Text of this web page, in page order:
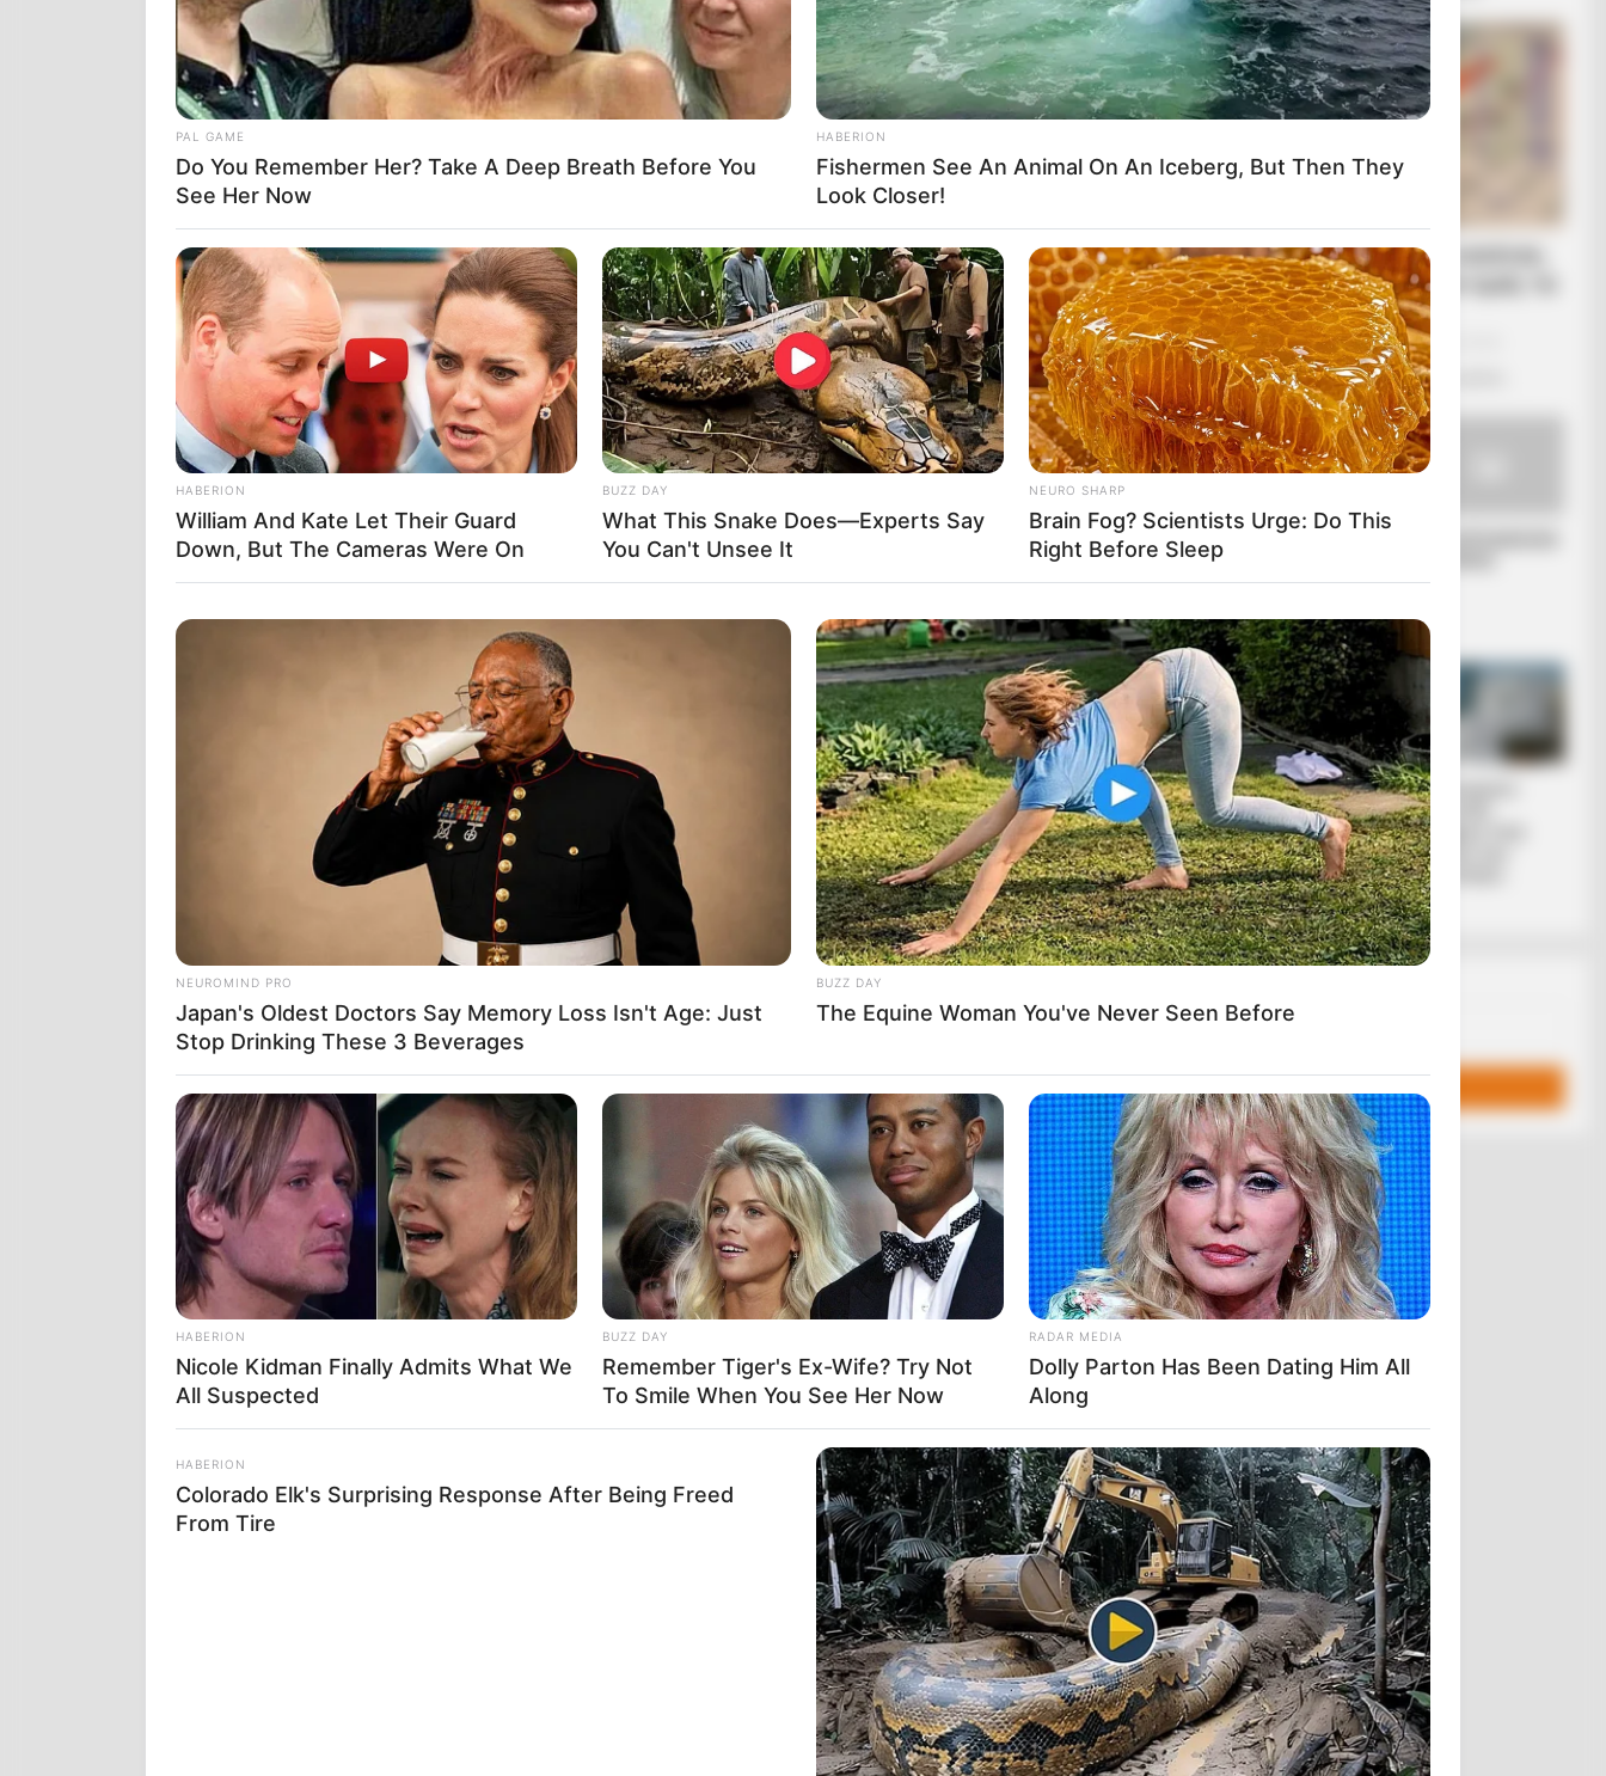
ΔΕΝ ΕΙΝΑΙ ΓΙΑ ΟΛΟΥΣ, ΟΜΩΣ ΕΙΝΑΙ ΓΙΑ ΑΥΤΟΥΣ ΠΟΥ ΠΡΕΠΕΙ……. ΚΑΙ ΟΠΟΙΟΣ ΚΑΤΑΛΑΒΕΙ,
ΚΑΤΑΛΑΒΕ ΑΔΕΛΦΙΑ ΜΟΥ……. ΠΑΜΕ ΛΟΙΠΟΝ……ΜΕΘΟΔΟΙ ΤΕΧΝΙΚΕΣ ΚΑΙ ΣΤΟΧΟΙ
ΠΑΡΑΠΛΑΝΗΣΗΣ……
ΣΤΟΧΟΙ ΠΑΡΑΠΛΑΝΗΣΗΣ
ΥΠΑΡΧΟΥΝ 3 ΣΤΟΧΟΙ ΣΕ ΚΑΘΕ ΠΑΡΑΠΛΑΝΗΣΗ
ΆΜΕΣΟΣ ΣΤΟΧΟΣ: ΠΡΟΕΤΟΙΜΑΣΙΑ ΥΙΟΘΕΤΗΣΗΣ ΜΙΑΣ ΠΕΠΟΙΘΗΣΗΣ ΑΠΟ ΤΟ ΣΤΟΧΟ.
ΕΝΔΙΑΜΕΣΟΣ ΣΤΟΧΟΣ
: Ο ΕΠΗΡΕΑΣΜΟΣ ΤΩΝ ΠΡΑΞΕΩΝ ΑΠΟ ΕΚΕΙΝΟΝ ΠΟΥ ΕΠΙΔΙΩΚΕΙ ΤΗΝ
ΠΑΡΑΠΛΑΝΗΣΗ.
ΑΠΩΤΑΤΟΣ ΣΤΟΧΟΣ
: Η ΩΦΕΛΕΙΑ ΕΚΕΙΝΟΥ ΠΟΥ ΕΠΙΔΙΩΚΕΙ ΤΗΝ ΠΑΡΑΠΛΑΝΗΣΗ, ΠΟΥ
ΑΝΤΛΕΙΤΑΙ ΑΠΟ ΤΙΣ ΠΡΑΞΕΙΣ ΤΟΥ ΣΤΟΧΟΥ.
ΚΑΤΑ ΤΗ ΔΙΑΔΙΚΑΣΙΑ ΛΗΨΕΩΣ ΑΠΟΦΑΣΗΣ ΑΠΟ ΤΟ ΣΤΟΧΟ, ΠΑΡΟΥΣΙΑΖΟΝΤΑΙ ΣΕ ΑΥΤΟΝ
ΕΝΑΛΛΑΚΤΙΚΕΣ ΕΠΙΛΟΓΕΣ ΣΕ ΕΝΑ ΑΔΙΕΞΟΔΟ.
ΑΝΑΛΟΓΑ ΜΕ ΤΟ ΣΚΟΠΟ ΕΚΕΙΝΟΥ ΠΟΥ ΕΠΙΔΙΩΚΕΙ ΤΗΝ ΠΑΡΑΠΛΑΝΗΣΗ, ΠΡΟΚΥΠΤΟΥΝ ΔΥΟ
ΔΙΑΦΟΡΕΤΙΚΟΙ ΤΥΠΟΙ:
: ΠΑΡΑΠΛΑΝΗΣΗ ΒΑΣΙΣΜΕΝΗ ΣΤΗΝ ΠΑΡΑΓΩΓΗ ΑΣΑΦΕΙΑΣ.
Δεν χρωστάμε σε κανέναν,
αυτοί χρωστούν σε εμάς τα
πάντα
Τρίτη, 6 Σεπτεμβρίου 2022, 12:14
Δεν χρωστάμε σε κανέναν, αυτοί...
στους ανθρώπους
Νταβός...
ΠΟΙΟΣ ΣΚΟΤΩΣΕ
ΤΟΝ ΚΑΠΟΔΙΣΤΡΙΑ;;
[Η δολοφονία του
Καποδίστρια –
Ποιοι ήταν οι
πραγματικοί...
Υγειονομικοί:
Επιστολή-
κόλαφος στην
επέτειο των
αναστολών..
PAL GAME
Do You Remember Her? Take A Deep Breath Before You
See Her Now
HABERION
Fishermen See An Animal On An Iceberg, But Then They
Look Closer!
HABERION
William And Kate Let Their Guard
Down, But The Cameras Were On
BUZZ DAY
What This Snake Does—Experts Say
You Can't Unsee It
NEURO SHARP
Brain Fog? Scientists Urge: Do This
Right Before Sleep
NEUROMIND PRO
Japan's Oldest Doctors Say Memory Loss Isn't Age: Just
Stop Drinking These 3 Beverages
BUZZ DAY
The Equine Woman You've Never Seen Before
HABERION
Nicole Kidman Finally Admits What We
All Suspected
BUZZ DAY
Remember Tiger's Ex-Wife? Try Not
To Smile When You See Her Now
RADAR MEDIA
Dolly Parton Has Been Dating Him All
Along
HABERION
Colorado Elk's Surprising Response After Being Freed
From Tire